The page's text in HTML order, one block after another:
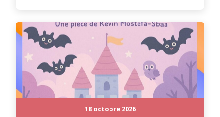
18 octobre 2026